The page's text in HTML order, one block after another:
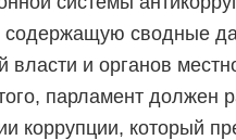
сводные
власти и органов
парламент должен
коррупции, который